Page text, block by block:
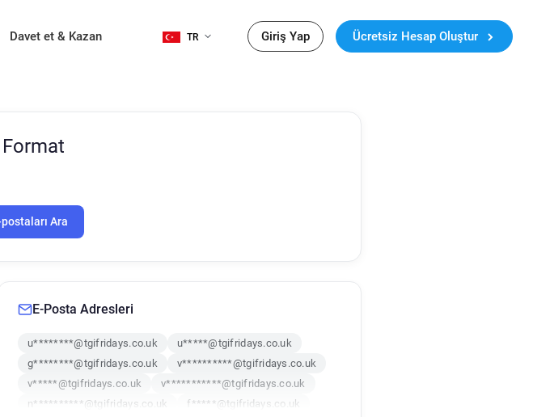
Davet et & Kazan TR Giriş Yap Ücretsiz Hesap Oluştur
postaları Ara
E-Posta Adresleri
u********@tgifridays.co.uk
u*****@tgifridays.co.uk
g********@tgifridays.co.uk
v**********@tgifridays.co.uk
v*****@tgifridays.co.uk
v***********@tgifridays.co.uk
n**********@tgifridays.co.uk
f*****@tgifridays.co.uk